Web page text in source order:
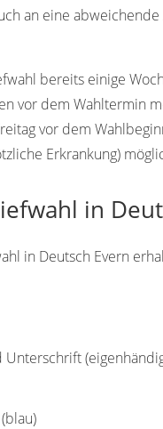
an eine
bereits einige
vor dem Wahltermin
vor dem
Erkrankung)
in
in Deutsch Evern
Unterschrift